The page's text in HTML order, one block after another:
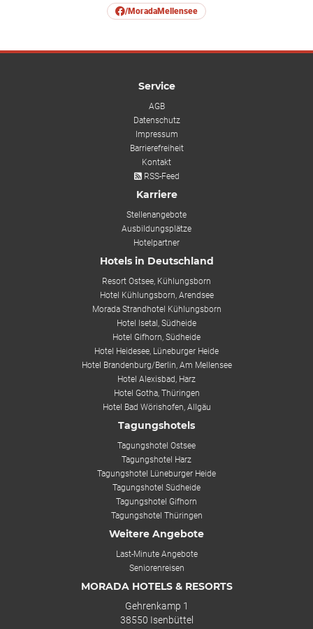
/MoradaMellensee
Service
AGB
Datenschutz
Impressum
Barrierefreiheit
Kontakt
RSS-Feed
Karriere
Stellenangebote
Ausbildungsplätze
Hotelpartner
Hotels in Deutschland
Resort Ostsee, Kühlungsborn
Hotel Kühlungsborn, Arendsee
Morada Strandhotel Kühlungsborn
Hotel Isetal, Südheide
Hotel Gifhorn, Südheide
Hotel Heidesee, Lüneburger Heide
Hotel Brandenburg/Berlin, Am Mellensee
Hotel Alexisbad, Harz
Hotel Gotha, Thüringen
Hotel Bad Wörishofen, Allgäu
Tagungshotels
Tagungshotel Ostsee
Tagungshotel Harz
Tagungshotel Lüneburger Heide
Tagungshotel Südheide
Tagungshotel Gifhorn
Tagungshotel Thüringen
Weitere Angebote
Last-Minute Angebote
Seniorenreisen
MORADA HOTELS & RESORTS
Gehrenkamp 1
38550 Isenbüttel